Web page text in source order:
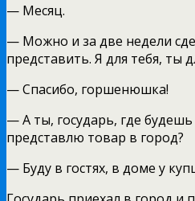
— Месяц.
— Можно и за две недели
представить. Я для тебя, ты
— Спасибо, горшенюшка!
— А ты, государь, где
представлю товар в город?
— Буду в гостях, в доме у